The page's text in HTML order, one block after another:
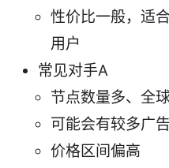
性价比一般，适
用户
常见对手A
节点数量多、全
可能会有较多广
价格区间偏高